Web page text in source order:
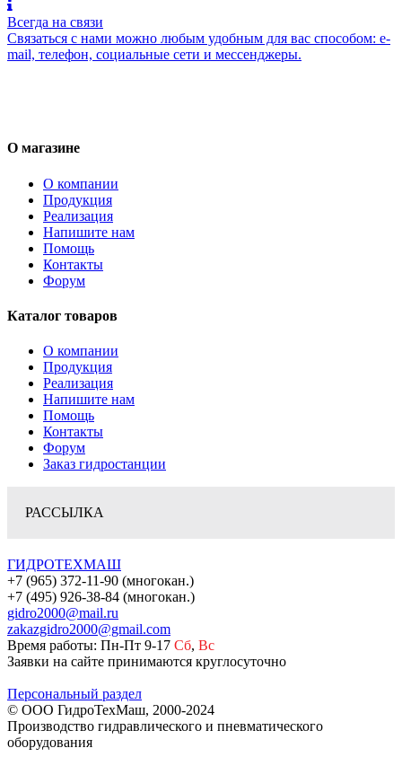
Всегда на связи
Связаться с нами можно любым удобным для вас способом: e-
mail, телефон, социальные сети и мессенджеры.
О магазине
О компании
Продукция
Реализация
Напишите нам
Помощь
Контакты
Форум
Каталог товаров
О компании
Продукция
Реализация
Напишите нам
Помощь
Контакты
Форум
Заказ гидростанции
РАССЫЛКА
ГИДРОТЕХМАШ
+7 (965) 372-11-90 (многокан.)
+7 (495) 926-38-84 (многокан.)
gidro2000@mail.ru
zakazgidro2000@gmail.com
Время работы: Пн-Пт 9-17 Сб, Вс
Заявки на сайте принимаются круглосуточно
Персональный раздел
© ООО ГидроТехМаш, 2000-2024
Производство гидравлического и пневматического
оборудования